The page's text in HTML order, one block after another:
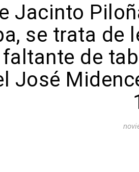
Jacinto
se trata de
de
José